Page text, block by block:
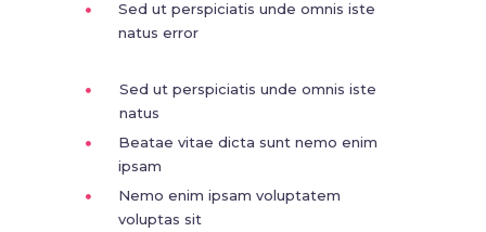
Sed ut perspiciatis unde omnis iste
natus error
Sed ut perspiciatis unde omnis iste
natus
Beatae vitae dicta sunt nemo enim
ipsam
Nemo enim ipsam voluptatem
voluptas sit